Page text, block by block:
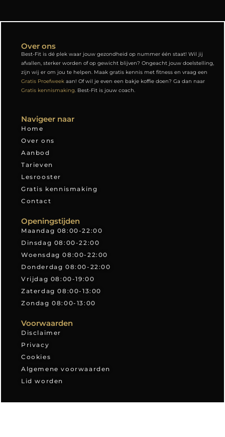
Navigeer naar
Home
Over ons
Aanbod
Tarieven
Lesrooster
Gratis kennismaking
Contact
Over ons
Best-Fit is dé plek waar jouw gezondheid op nummer één staat! Wil jij
afvallen, sterker worden of op gewicht blijven? Ongeacht jouw doelstelling,
zijn wij er om jou te helpen. Maak gratis kennis met fitness en vraag een
Gratis Proefweek aan! Of wil je even een bakje koffie doen? Ga dan naar
Gratis kennismaking. Best-Fit is jouw coach.
Openingstijden
Maandag 08:00-22:00
Dinsdag 08:00-22:00
Woensdag 08:00-22:00
Donderdag 08:00-22:00
Vrijdag 08:00-19:00
Zaterdag 08:00-13:00
Zondag 08:00-13:00
Voorwaarden
Disclaimer
Privacy
Cookies
Algemene voorwaarden
Lid worden